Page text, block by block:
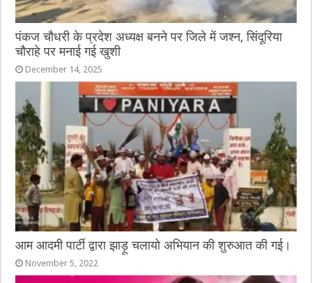
पंकज चौधरी के प्रदेश अध्यक्ष बनने पर जिले में जश्न, सिंदूरिया
चौराहे पर मनाई गई खुशी
December 14, 2025
आम आदमी पार्टी द्वारा झाड़ू चलायो अभियान की शुरुआत की गई।
November 5, 2022